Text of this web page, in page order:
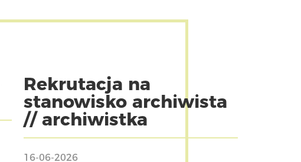
Rekrutacja na
stanowisko archiwista
// archiwistka
16-06-2026